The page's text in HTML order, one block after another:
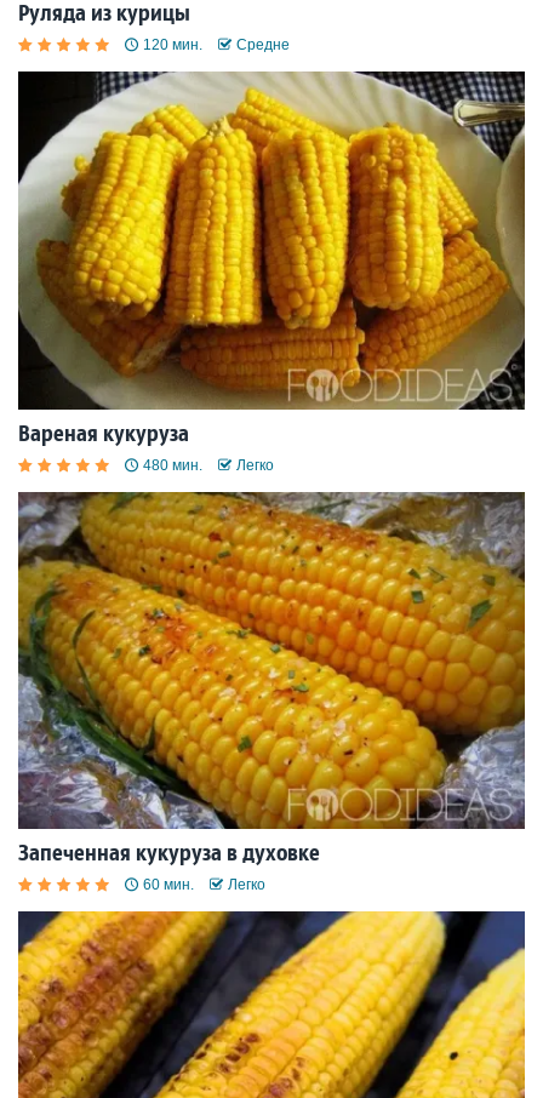
Руляда из курицы
120 мин. Средне
Вареная кукуруза
480 мин. Легко
Запеченная кукуруза в духовке
60 мин. Легко